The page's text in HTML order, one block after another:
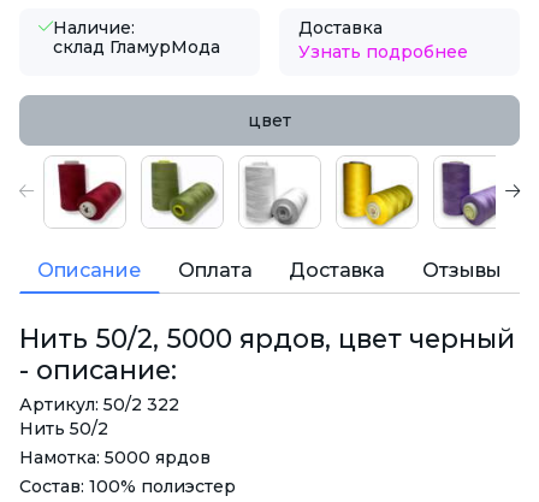
Наличие:
склад ГламурМода
Доставка
Узнать подробнее
цвет
Описание Оплата Доставка Отзывы
Нить 50/2, 5000 ярдов, цвет черный
- описание:
Артикул: 50/2 322
Нить 50/2
Намотка: 5000 ярдов
Состав: 100% полиэстер